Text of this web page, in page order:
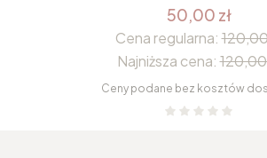
50,00 zł
Cena regularna:
Najniższa cena: 120,00
Ceny podane bez kosztów